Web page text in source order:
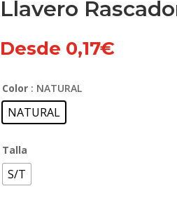
Llavero
Desde 0,17€
Color : NATURAL
NATURAL
Talla
S/T